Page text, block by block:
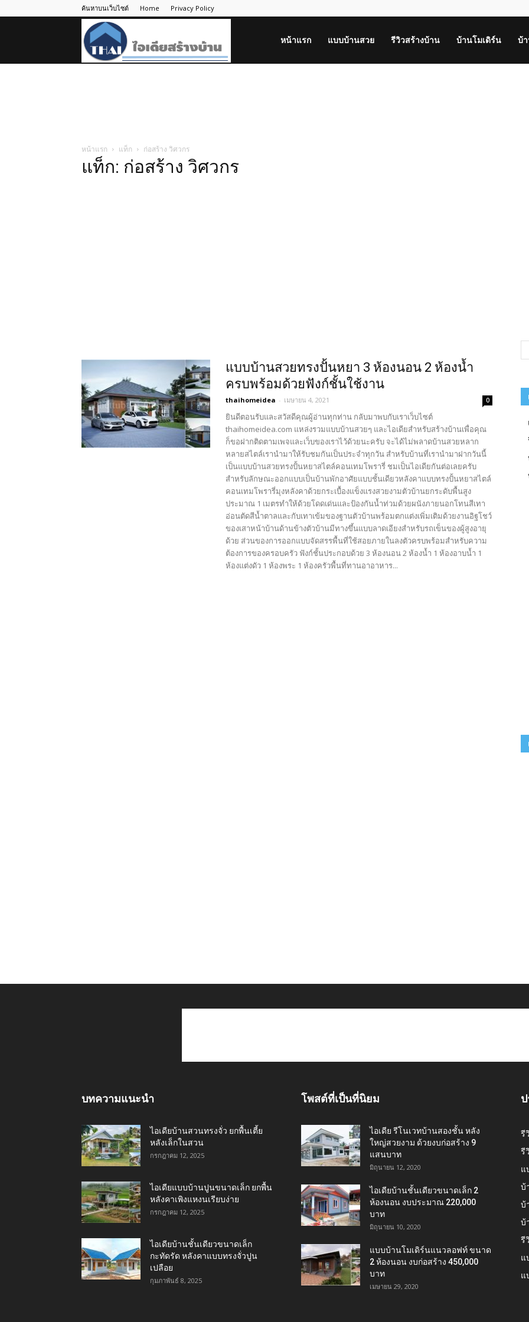
ค้นหาบนเว็บไซต์ Home Privacy Policy
หน้าแรก แบบบ้านสวย รีวิวสร้างบ้าน บ้านโมเดิร์น บ้
หน้าแรก แท็ก ก่อสร้าง วิศวกร
แท็ก: ก่อสร้าง วิศวกร
แบบบ้านสวยทรงปั้นหยา 3 ห้องนอน 2 ห้องน้ำ
ครบพร้อมด้วยฟังก์ชั้นใช้งาน
thaihomeidea - เมษายน 4, 2021 0
ยินดีตอนรับและสวัสดีคุณผู้อ่านทุกท่าน กลับมาพบกับเราเว็บไซต์
thaihomeidea.com แหล่งรวมแบบบ้านสวยๆ และไอเดียสำหรับสร้างบ้านเพื่อคุณ
ก็ขอฝากติดตามเพจและเว็บของเราไว้ด้วยนะครับ จะได้ไม่พลาดบ้านสวยหลาก
หลายสไตล์เรานำมาให้รับชมกันเป็นประจำทุกวัน สำหรับบ้านที่เรานำมาฝากวันนี้
เป็นแบบบ้านสวยทรงปั้นหยาสไตล์คอนเทมโพรารี่ ชมเป็นไอเดียกันต่อเลยครับ
สำหรับลักษณะออกแบบเป็นบ้านพักอาศัยแบบชั้นเดียวหลังคาแบบทรงปั้นหยาสไตล์
คอนเทมโพรารี่มุงหลังคาด้วยกระเบื้องแข็งแรงสวยงามตัวบ้านยกระดับพื้นสูง
ประมาณ 1 เมตรทำให้ด้วยโดดเด่นและป้องกันน้ำท่วมด้วยผนังภายนอกโทนสีเทา
อ่อนตัดสีน้ำตาลและกับเทาเข้มของฐานตัวบ้านพร้อมตกแต่งเพิ่มเติมด้วยงานอิฐโชว์
ของเสาหน้าบ้านด้านข้างตัวบ้านมีทางขึ้นแบบลาดเอียงสำหรับรถเข็นของผู้สูงอายุ
ด้วย ส่วนของการออกแบบจัดสรรพื้นที่ใช้สอยภายในลงตัวครบพร้อมสำหรับความ
ต้องการของครอบครัว ฟังก์ชั้นประกอบด้วย 3 ห้องนอน 2 ห้องน้ำ 1 ห้องอาบน้ำ 1
ห้องแต่งดัว 1 ห้องพระ 1 ห้องครัวพื้นที่ทานอาอาหาร...
บทความแนะนำ
ไอเดียบ้านสวนทรงจั่ว ยกพื้นเตี้ย
หลังเล็กในสวน
กรกฎาคม 12, 2025
ไอเดียแบบบ้านปูนขนาดเล็ก ยกพื้น
หลังคาเพิงแหงนเรียบง่าย
กรกฎาคม 12, 2025
ไอเดียบ้านชั้นเดียวขนาดเล็ก
กะทัดรัด หลังคาแบบทรงจั่วปูน
เปลือย
กุมภาพันธ์ 8, 2025
โพสต์ที่เป็นที่นิยม
ไอเดีย รีโนเวทบ้านสองชั้น หลัง
ใหญ่สวยงาม ด้วยงบก่อสร้าง 9
แสนบาท
มิถุนายน 12, 2020
ไอเดียบ้านชั้นเดียวขนาดเล็ก 2
ห้องนอน งบประมาณ 220,000
บาท
มิถุนายน 10, 2020
แบบบ้านโมเดิร์นแนวลอฟท์ ขนาด
2 ห้องนอน งบก่อสร้าง 450,000
บาท
เมษายน 29, 2020
รี
รี
แ
บ้
บ้
บ้
รี
แ
แ